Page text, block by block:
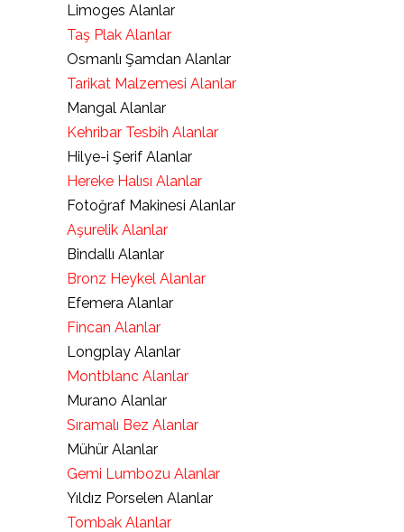
Limoges Alanlar
Taş Plak Alanlar
Osmanlı Şamdan Alanlar
Tarikat Malzemesi Alanlar
Mangal Alanlar
Kehribar Tesbih Alanlar
Hilye-i Şerif Alanlar
Hereke Halısı Alanlar
Fotoğraf Makinesi Alanlar
Aşurelik Alanlar
Bindallı Alanlar
Bronz Heykel Alanlar
Efemera Alanlar
Fincan Alanlar
Longplay Alanlar
Montblanc Alanlar
Murano Alanlar
Sıramalı Bez Alanlar
Mühür Alanlar
Gemi Lumbozu Alanlar
Yıldız Porselen Alanlar
Tombak Alanlar